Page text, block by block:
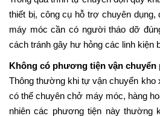
thiết bị, công cụ hỗ trợ chuyên
máy móc cần có người tháo dỡ
cách tránh gây hư hỏng các linh kiện
Không có phương tiện vận chuyển
Thông thường khi tự vận chuyển kho
có thể chuyên chở máy móc, hàng
nhiên các phương tiện này thường